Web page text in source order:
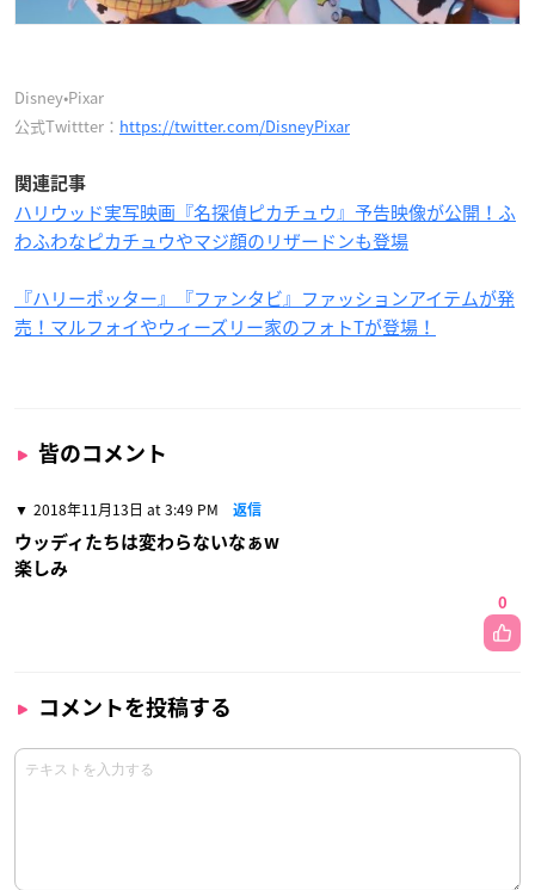
Disney•Pixar
公式Twittter： https://twitter.com/DisneyPixar
関連記事
ハリウッド実写映画『名探偵ピカチュウ』予告映像が公開！ふ
わふわなピカチュウやマジ顔のリザードンも登場
『ハリーポッター』『ファンタビ』ファッションアイテムが発
売！マルフォイやウィーズリー家のフォトTが登場！
皆のコメント
2018年11月13日 at 3:49 PM 返信
ウッディたちは変わらないなぁw
楽しみ
0
コメントを投稿する